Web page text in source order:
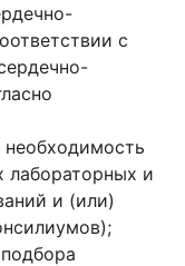
с
лабораторных и
и (или)